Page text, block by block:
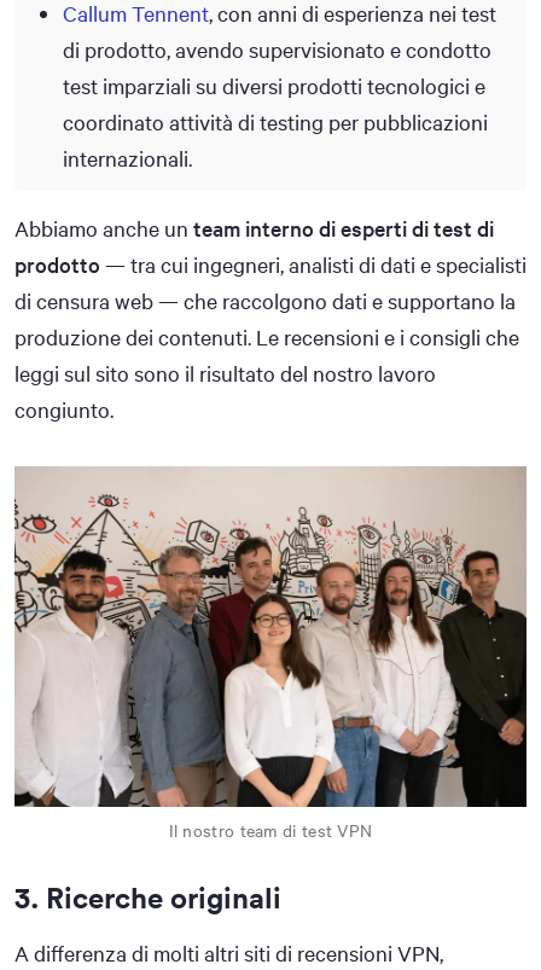
Callum Tennent, con anni di esperienza nei test
di prodotto, avendo supervisionato e condotto
test imparziali su diversi prodotti tecnologici e
coordinato attività di testing per pubblicazioni
internazionali.
Abbiamo anche un team interno di esperti di test di
prodotto — tra cui ingegneri, analisti di dati e specialisti
di censura web — che raccolgono dati e supportano la
produzione dei contenuti. Le recensioni e i consigli che
leggi sul sito sono il risultato del nostro lavoro
congiunto.
Il nostro team di test VPN
3. Ricerche originali
A differenza di molti altri siti di recensioni VPN,